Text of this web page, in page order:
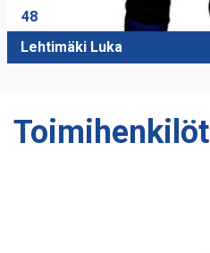
48
Lehtimäki Luka
Toimihenkilöt